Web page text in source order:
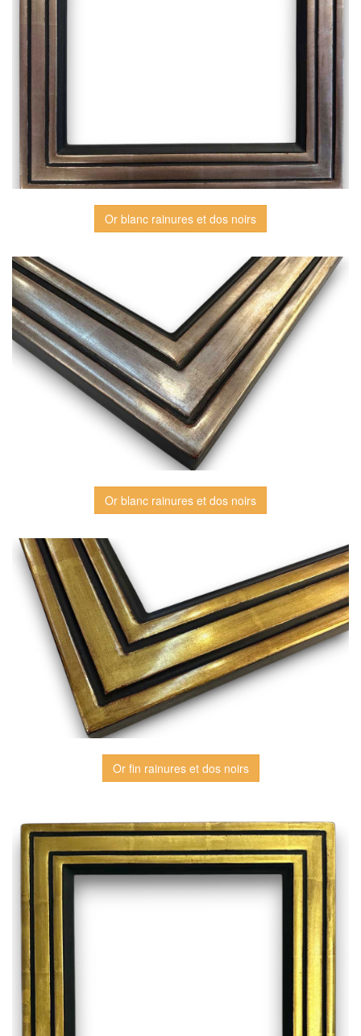
Or blanc rainures et dos noirs
Or blanc rainures et dos noirs
Or fin rainures et dos noirs